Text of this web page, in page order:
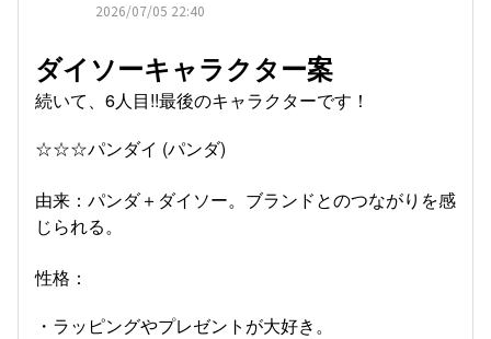
2026/07/05 22:40
ダイソーキャラクター案
続いて、6人目!!最後のキャラクターです！
☆☆☆パンダイ (パンダ)
由来：パンダ＋ダイソー。ブランドとのつながりを感
じられる。
性格：
・ラッピングやプレゼントが大好き。